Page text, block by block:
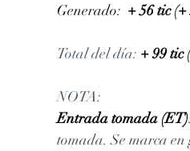
Generado: + 56 tic (+
Total del día: + 99 tic (
NOTA:
Entrada tomada (ET)
tomada. Se marca